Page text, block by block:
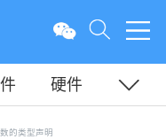
硬件
的类型声明